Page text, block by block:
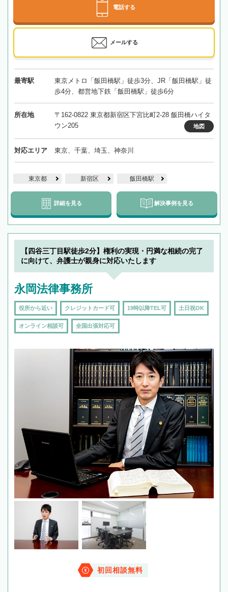
電話する
メールする
最寄駅
東京メトロ「飯田橋駅」徒歩3分、JR「飯田橋駅」徒
歩4分、都営地下鉄「飯田橋駅」徒歩6分
所在地
〒162-0822 東京都新宿区下宮比町2-28 飯田橋ハイタ
ウン205
地図
対応エリア 東京、千葉、埼玉、神奈川
東京都 新宿区 飯田橋駅
詳細を見る 解決事例を見る
【四谷三丁目駅徒歩2分】権利の実現・円満な相続の完了
に向けて、弁護士が親身に対応いたします
永岡法律事務所
役所から近い クレジットカード可 19時以降TEL可 土日祝OK
オンライン相談可 全国出張対応可
初回相談無料